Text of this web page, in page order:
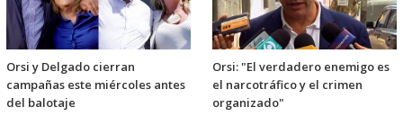
Orsi y Delgado cierran
campañas este miércoles antes
del balotaje
Orsi: "El verdadero enemigo es
el narcotráfico y el crimen
organizado"